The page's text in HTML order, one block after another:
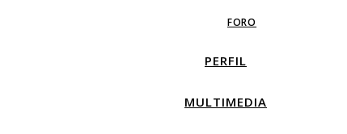
FORO
PERFIL
MULTIMEDIA